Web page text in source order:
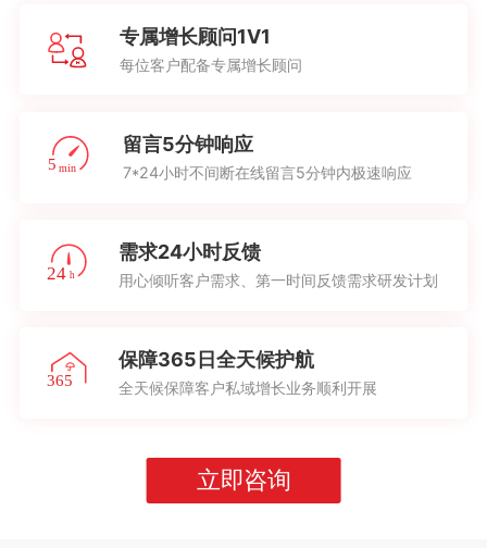
专属增长顾问1V1
每位客户配备专属增长顾问
留言5分钟响应
7*24小时不间断在线留言5分钟内极速响应
需求24小时反馈
用心倾听客户需求、第一时间反馈需求研发计划
保障365日全天候护航
全天候保障客户私域增长业务顺利开展
立即咨询